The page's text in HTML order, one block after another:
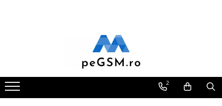
SAMSUNG COMPATIBILE
SAMSUNG SERVICE PACK
2